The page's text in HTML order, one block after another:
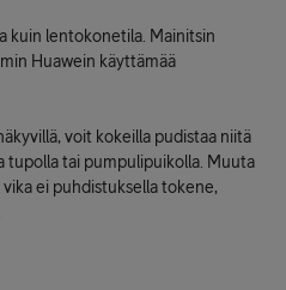
kuin lentokonetila. Mainitsin
Huawein käyttämää
voit kokeilla pudistaa niitä
tupolla tai pumpulipuikolla. Muuta
ei puhdistuksella tokene,